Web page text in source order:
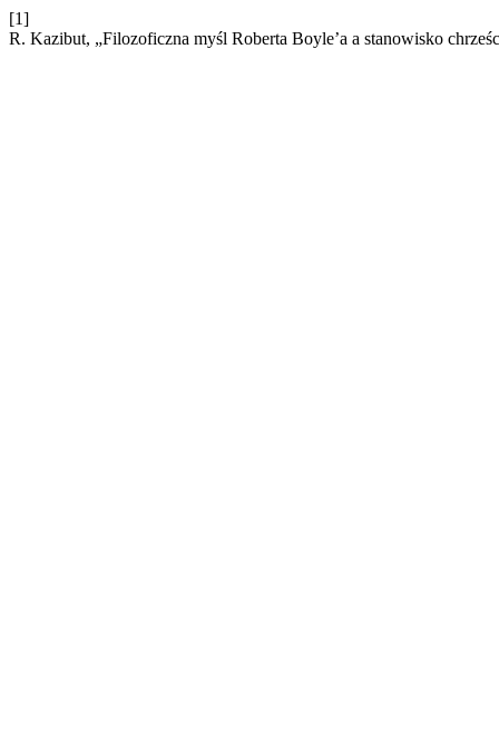
[1]
R. Kazibut, „Filozoficzna myśl Roberta Boyle’a a stanowisko